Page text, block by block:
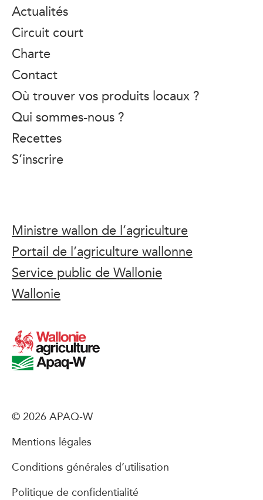
Actualités
Circuit court
Charte
Contact
Où trouver vos produits locaux ?
Qui sommes-nous ?
Recettes
S’inscrire
Ministre wallon de l’agriculture
Portail de l’agriculture wallonne
Service public de Wallonie
Wallonie
© 2026 APAQ-W
Mentions légales
Conditions générales d’utilisation
Politique de confidentialité